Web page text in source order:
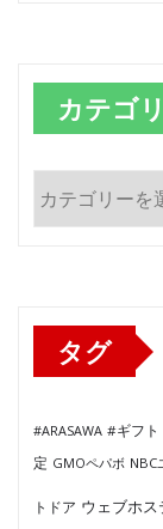
カテゴ
テ
タグ
#ARASAWA #ギフト
定 GMOペパボ NBC
トドア ウェブホ